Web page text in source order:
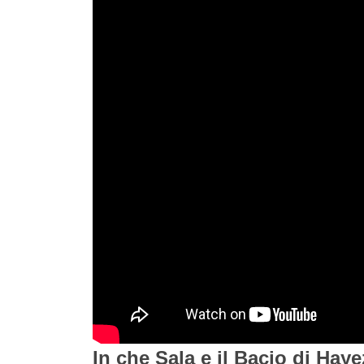
In che Sala e il Bacio di